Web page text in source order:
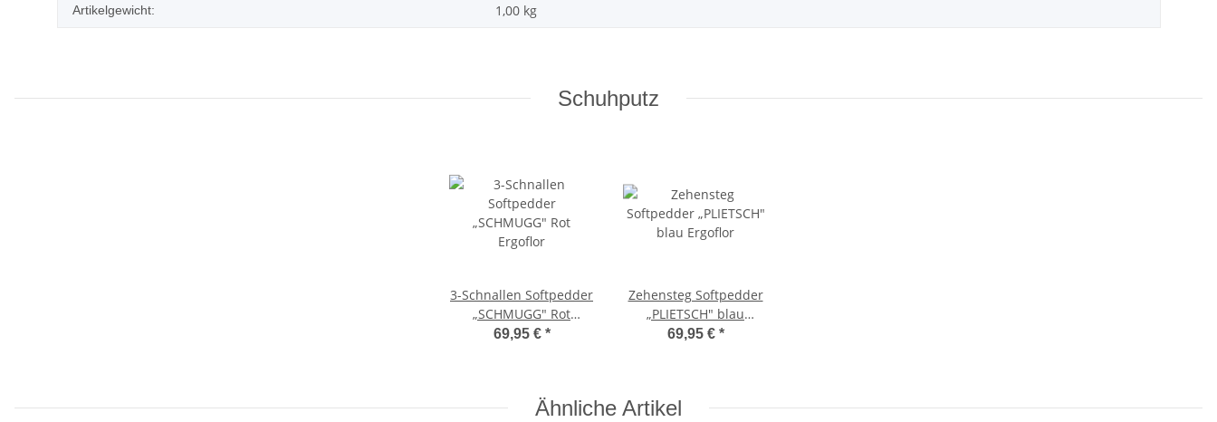
Artikelgewicht: 1,00 kg
Schuhputz
3-Schnallen Softpedder
„SCHMUGG" Rot
Ergoflor
69,95 € *
Zehensteg Softpedder
„PLIETSCH" blau
Ergoflor
69,95 € *
Ähnliche Artikel